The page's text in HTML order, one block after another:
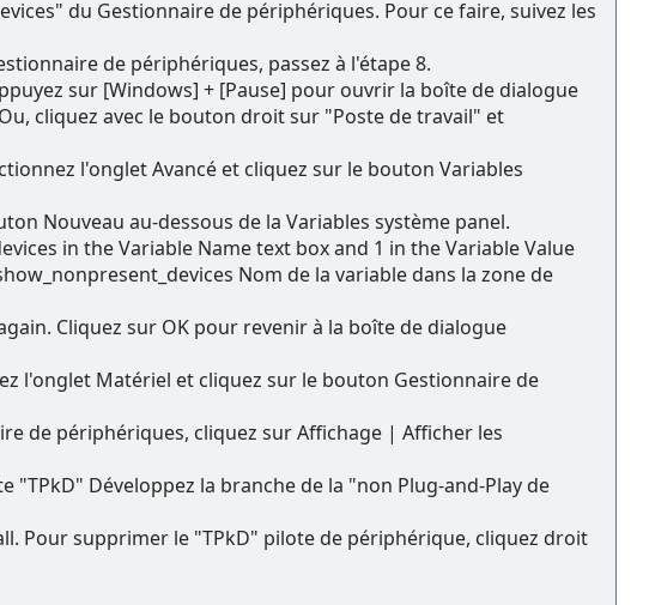
du Gestionnaire de périphériques. Pour ce faire, suivez les
de périphériques, passez à l'étape 8.
sur [Windows] + [Pause] pour ouvrir la boîte de dialogue
cliquez avec le bouton droit sur "Poste de travail" et
l'onglet Avancé et cliquez sur le bouton Variables
Nouveau au-dessous de la Variables système panel.
in the Variable Name text box and 1 in the Variable Value
Nom de la variable dans la zone de
Cliquez sur OK pour revenir à la boîte de dialogue
l'onglet Matériel et cliquez sur le bouton Gestionnaire de
de périphériques, cliquez sur Affichage | Afficher les
"TPkD" Développez la branche de la "non Plug-and-Play de
Pour supprimer le "TPkD" pilote de périphérique, cliquez droit